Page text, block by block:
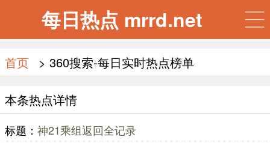
每日热点 mrrd.net
首页 > 360搜索-每日实时热点榜单
本条热点详情
标题： 神21乘组返回全记录